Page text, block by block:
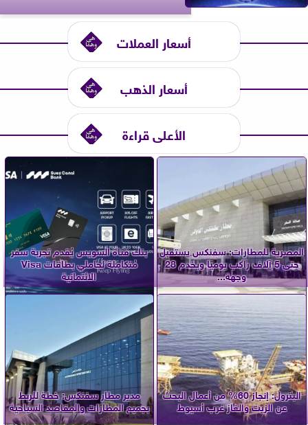
أسعار العملات
أسعار الذهب
الأعلى قراءة
المصرية للمطارات: سفنكس يستقبل
حتى 5 آلاف راكب يوميًا ويخدم 28
وجهة...
بنك قناة السويس يُقدم تجربة سفر
مُتكاملة لحاملي بطاقات Visa
الائتمانية
البترول: إنجاز 60% من أعمال البحث
عن الزيت والغاز غرب أسيوط
مدير مطار سفنكس: خطة للربط
بجميع المطارات والمقاصد السياحية